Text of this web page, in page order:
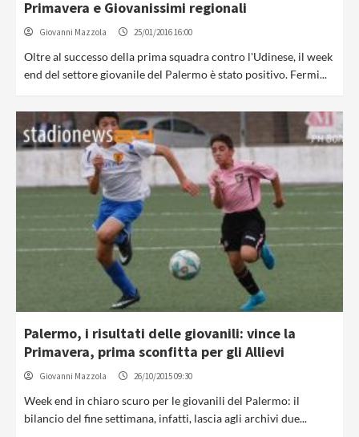
Primavera e Giovanissimi regionali
Giovanni Mazzola 25/01/2016 16:00
Oltre al successo della prima squadra contro l'Udinese, il week
end del settore giovanile del Palermo è stato positivo. Fermi...
Palermo, i risultati delle giovanili: vince la
Primavera, prima sconfitta per gli Allievi
Giovanni Mazzola 26/10/2015 09:30
Week end in chiaro scuro per le giovanili del Palermo: il
bilancio del fine settimana, infatti, lascia agli archivi due...